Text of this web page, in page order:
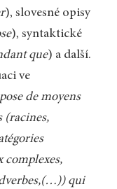
), slovesné opisy
), syntaktické
que) a další.
ve
de moyens
(racines,
complexes,
qui